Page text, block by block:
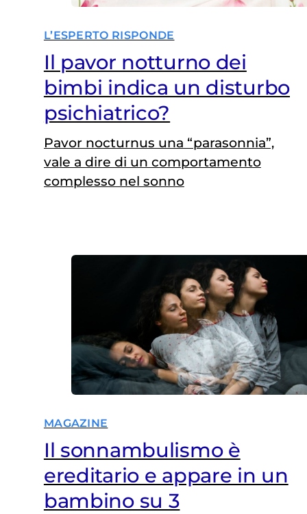
L’ESPERTO RISPONDE
Il pavor notturno dei
bimbi indica un disturbo
psichiatrico?
Pavor nocturnus una “parasonnia”,
vale a dire di un comportamento
complesso nel sonno
MAGAZINE
Il sonnambulismo è
ereditario e appare in un
bambino su 3